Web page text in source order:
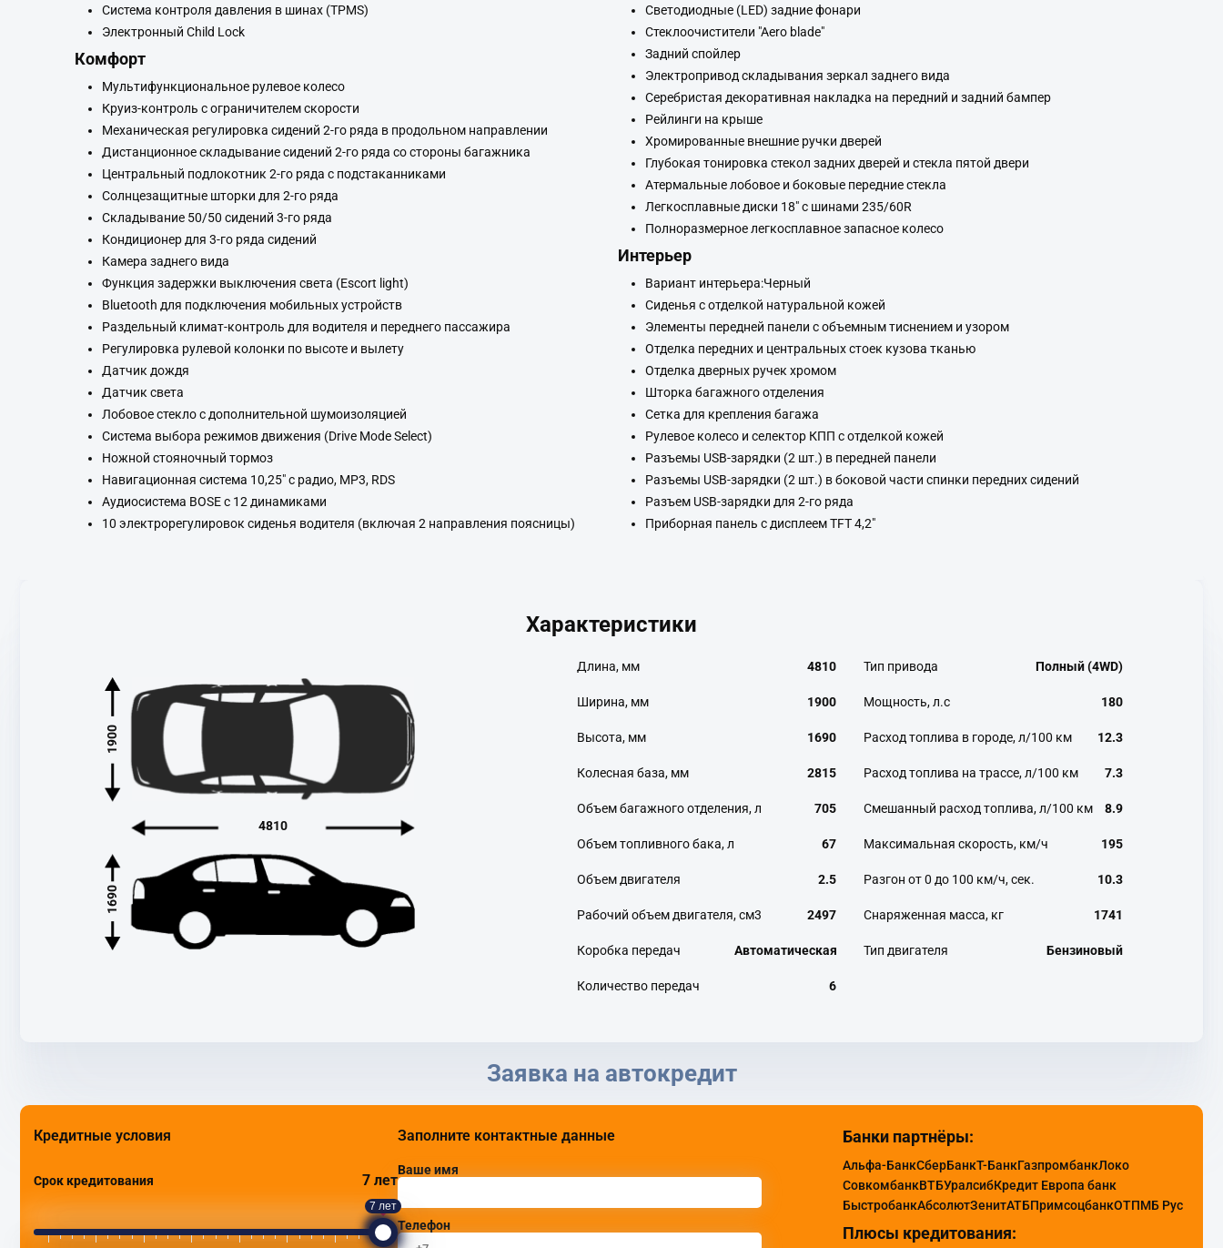
Система контроля давления в шинах (TPMS)
Электронный Child Lock
Комфорт
Мультифункциональное рулевое колесо
Круиз-контроль с ограничителем скорости
Механическая регулировка сидений 2-го ряда в продольном направлении
Дистанционное складывание сидений 2-го ряда со стороны багажника
Центральный подлокотник 2-го ряда с подстаканниками
Солнцезащитные шторки для 2-го ряда
Складывание 50/50 сидений 3-го ряда
Кондиционер для 3-го ряда сидений
Камера заднего вида
Функция задержки выключения света (Escort light)
Bluetooth для подключения мобильных устройств
Раздельный климат-контроль для водителя и переднего пассажира
Регулировка рулевой колонки по высоте и вылету
Датчик дождя
Датчик света
Лобовое стекло с дополнительной шумоизоляцией
Система выбора режимов движения (Drive Mode Select)
Ножной стояночный тормоз
Навигационная система 10,25" с радио, MP3, RDS
Аудиосистема BOSE c 12 динамиками
10 электрорегулировок сиденья водителя (включая 2 направления поясницы)
Светодиодные (LED) задние фонари
Стеклоочистители "Aero blade"
Задний спойлер
Электропривод складывания зеркал заднего вида
Серебристая декоративная накладка на передний и задний бампер
Рейлинги на крыше
Хромированные внешние ручки дверей
Глубокая тонировка стекол задних дверей и стекла пятой двери
Атермальные лобовое и боковые передние стекла
Легкосплавные диски 18" с шинами 235/60R
Полноразмерное легкосплавное запасное колесо
Интерьер
Вариант интерьера:Черный
Сиденья с отделкой натуральной кожей
Элементы передней панели с объемным тиснением и узором
Отделка передних и центральных стоек кузова тканью
Отделка дверных ручек хромом
Шторка багажного отделения
Сетка для крепления багажа
Рулевое колесо и селектор КПП с отделкой кожей
Разъемы USB-зарядки (2 шт.) в передней панели
Разъемы USB-зарядки (2 шт.) в боковой части спинки передних сидений
Разъем USB-зарядки для 2-го ряда
Приборная панель с дисплеем TFT 4,2"
Характеристики
4810
1900
1690
Длина, мм
Ширина, мм
Высота, мм
Колесная база, мм
Объем багажного отделения, л
Объем топливного бака, л
Объем двигателя
Рабочий объем двигателя, см3
Коробка передач
Количество передач
4810
1900
1690
2815
705
67
2.5
2497
Автоматическая
6
Тип привода
Мощность, л.с
Расход топлива в городе, л/100 км
Расход топлива на трассе, л/100 км
Смешанный расход топлива, л/100 км
Максимальная скорость, км/ч
Разгон от 0 до 100 км/ч, сек.
Снаряженная масса, кг
Тип двигателя
Полный (4WD)
180
12.3
7.3
8.9
195
10.3
1741
Бензиновый
Заявка на автокредит
Кредитные условия
Срок кредитования 7 лет
7 лет
Заполните контактные данные
Ваше имя
Телефон
Банки партнёры:
Альфа-БанкСберБанкТ-БанкГазпромбанкЛоко
СовкомбанкВТБУралсибКредит Европа банк
БыстробанкАбсолютЗенитАТБПримсоцбанкОТПМБ Рус
Плюсы кредитования: